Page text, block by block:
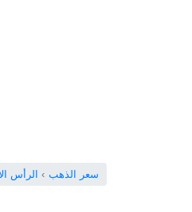
سعر الذهب الرأس